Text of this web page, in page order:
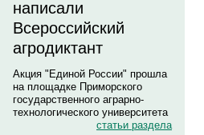
написали
Всероссийский
агродиктант
Акция "Единой России" прошла
на площадке Приморского
государственного аграрно-
технологического университета
статьи раздела